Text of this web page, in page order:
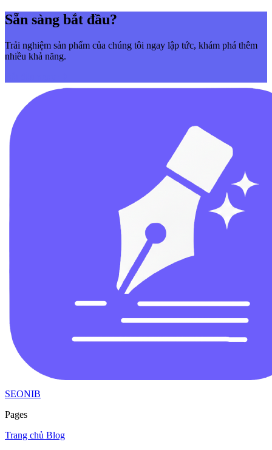
Sẵn sàng bắt đầu?
Trải nghiệm sản phẩm của chúng tôi ngay lập tức, khám phá thêm
nhiều khả năng.
SEONIB
Pages
Trang chủ Blog